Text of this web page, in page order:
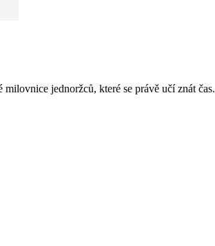
jednoržců, které se právě učí znát čas.